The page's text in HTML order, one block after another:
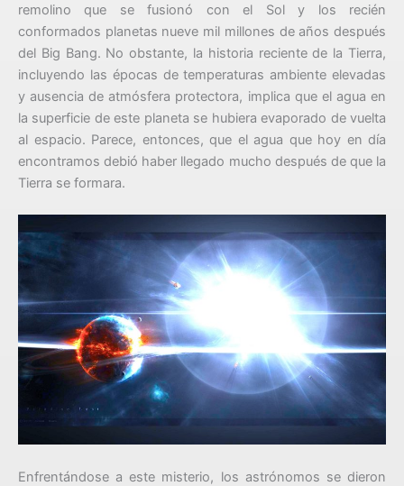
remolino que se fusionó con el Sol y los recién
conformados planetas nueve mil millones de años después
del Big Bang. No obstante, la historia reciente de la Tierra,
incluyendo las épocas de temperaturas ambiente elevadas
y ausencia de atmósfera protectora, implica que el agua en
la superficie de este planeta se hubiera evaporado de vuelta
al espacio. Parece, entonces, que el agua que hoy en día
encontramos debió haber llegado mucho después de que la
Tierra se formara.
Enfrentándose a este misterio, los astrónomos se dieron